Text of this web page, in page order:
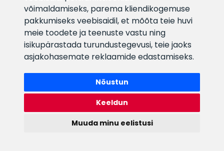
võimaldamiseks, parema kliendikogemuse
pakkumiseks veebisaidil,et mõõta teie huvi
meie toodete ja teenuste vastu ning
isikupärastada turundustegevusi, teie jaoks
asjakohasemate reklaamide edastamiseks.
Nõustun
Keeldun
Muuda minu eelistusi
Reti tee 11, Peetri, 75312 Harju
maakond, Estonia
Watex Shop © 2026. Kõik õigused kaitstud